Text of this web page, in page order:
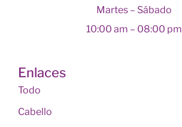
Martes – Sábado
10:00 am – 08:00 pm
Enlaces
Todo
Cabello